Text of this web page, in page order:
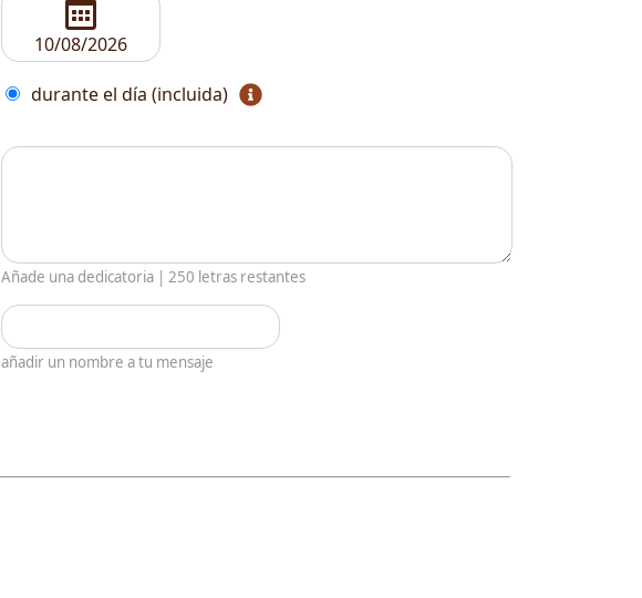
durante el día (incluida)
Añade una dedicatoria |250 letras restantes
añadir un nombre a tu mensaje